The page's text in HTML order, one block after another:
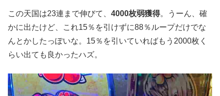
この天国は23連まで伸びて、 4000枚弱獲得。うーん、確
かに出たけど、これ15％を引けずに88％ループだけでな
んとかしたっぽいな。15％を引いていればもう2000枚く
らい出ても良かったハズ。